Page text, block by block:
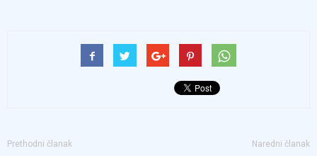
Prethodni članak Naredni članak